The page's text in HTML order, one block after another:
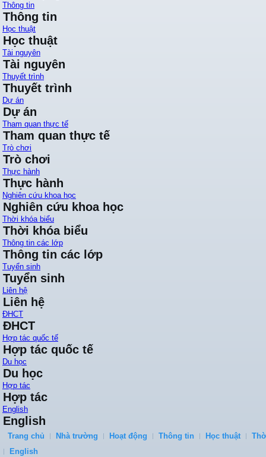
Thông tin
Thông tin
Học thuật
Học thuật
Tài nguyên
Tài nguyên
Thuyết trình
Thuyết trình
Dự án
Dự án
Tham quan thực tế
Tham quan thực tế
Trò chơi
Trò chơi
Thực hành
Thực hành
Nghiên cứu khoa học
Nghiên cứu khoa học
Thời khóa biểu
Thời khóa biểu
Thông tin các lớp
Thông tin các lớp
Tuyển sinh
Tuyển sinh
Liên hệ
Liên hệ
ĐHCT
ĐHCT
Hợp tác quốc tế
Hợp tác quốc tế
Du học
Du học
Hợp tác
Hợp tác
English
English
Trang chủ Nhà trường Hoạt động Thông tin Học thuật
English